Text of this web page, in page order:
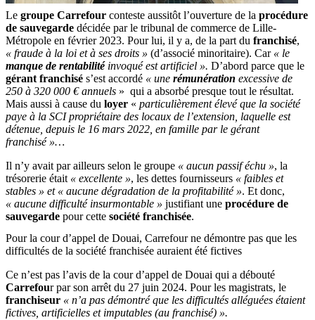
Le groupe Carrefour conteste aussitôt l’ouverture de la procédure
de sauvegarde décidée par le tribunal de commerce de Lille-
Métropole en février 2023. Pour lui, il y a, de la part du franchisé,
« fraude à la loi et à ses droits » (d’associé minoritaire). Car « le
manque de rentabilité invoqué est artificiel ». D’abord parce que le
gérant franchisé s’est accordé « une rémunération excessive de
250 à 320 000 € annuels » qui a absorbé presque tout le résultat.
Mais aussi à cause du loyer « particulièrement élevé que la société
paye à la SCI propriétaire des locaux de l’extension, laquelle est
détenue, depuis le 16 mars 2022, en famille par le gérant
franchisé »…
Il n’y avait par ailleurs selon le groupe « aucun passif échu », la
trésorerie était « excellente », les dettes fournisseurs « faibles et
stables » et « aucune dégradation de la profitabilité ». Et donc,
« aucune difficulté insurmontable » justifiant une procédure de
sauvegarde pour cette société franchisée.
Pour la cour d’appel de Douai, Carrefour ne démontre pas que les
difficultés de la société franchisée auraient été fictives
Ce n’est pas l’avis de la cour d’appel de Douai qui a débouté
Carrefour par son arrêt du 27 juin 2024. Pour les magistrats, le
franchiseur « n’a pas démontré que les difficultés alléguées étaient
fictives, artificielles et imputables (au franchisé) ».